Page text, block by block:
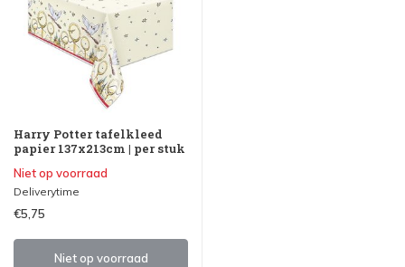
Harry Potter tafelkleed
papier 137x213cm | per stuk
Niet op voorraad
Deliverytime
€5,75
Niet op voorraad